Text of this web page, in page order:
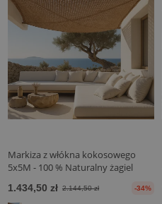
Markiza z włókna kokosowego
5x5M - 100 % Naturalny żagiel
1.434,50 zł 2.144,50 zł -34%